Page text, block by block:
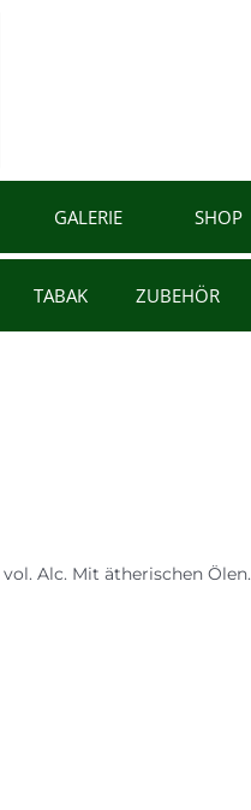
GALERIE SHOP
TABAK ZUBEHÖR
Alc. Mit ätherischen Ölen.